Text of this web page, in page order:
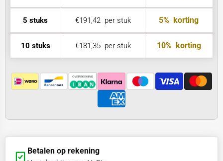
5 stuks €191,42per stuk 5% korting
10 stuks €181,35per stuk 10%korting
Betalen op rekening